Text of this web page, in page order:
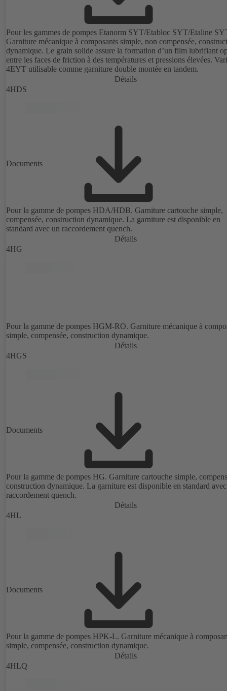
Pour les gammes de pompes Etanorm SYT/Etabloc SYT/Etaline
Garniture mécanique à composants simple, non compensée,
dynamique. Le grain solide assure la formation d’un film lubrifiant
entre les faces de friction à des températures et pressions élevées. Variante
4EYT utilisable comme garniture double montée en tandem.
Détails
4HDS
Documents
Pour la gamme de pompes HDA/HDB. Garniture cartouche simple,
compensée, construction dynamique. La garniture est disponible en
standard avec un raccordement quench.
Détails
4HG
Pour la gamme de pompes HGM-RO. Garniture mécanique à
simple, compensée, construction dynamique.
Détails
4HGS
Documents
Pour la gamme de pompes HG. Garniture cartouche simple,
construction dynamique. La garniture est disponible en standard
raccordement quench.
Détails
4HL
Documents
Pour la gamme de pompes HPK-L. Garniture mécanique à
simple, compensée, construction dynamique.
Détails
4HLQ